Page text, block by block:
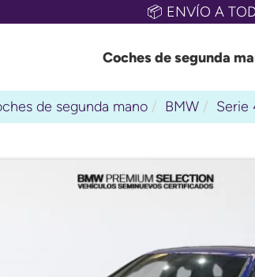
📦 ENVÍO A
Coches de segunda
de segunda mano BMW Serie